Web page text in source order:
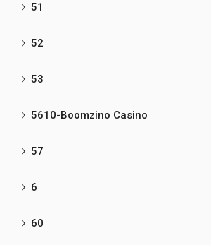
51
52
53
5610-Boomzino Casino
57
6
60